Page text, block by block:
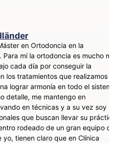
en Ortodoncia en la
mí la ortodoncia es mucho
cada día por conseguir la
los tratamientos que realizamos
lograr armonía en todo el
detalle, me mantengo en
en técnicas y a su vez soy
que buscan llevar su
rodeado de un gran equipo
yo, tienen claro que en Clínica